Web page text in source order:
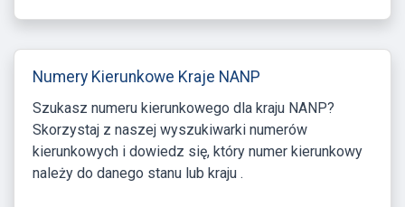
Numery Kierunkowe Kraje NANP
Szukasz numeru kierunkowego dla kraju NANP?
Skorzystaj z naszej wyszukiwarki numerów
kierunkowych i dowiedz się, który numer kierunkowy
należy do danego stanu lub kraju .